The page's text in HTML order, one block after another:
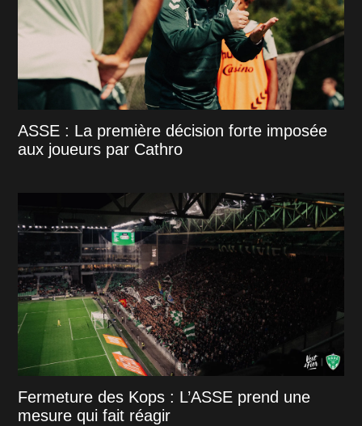
ASSE : La première décision forte imposée
aux joueurs par Cathro
Fermeture des Kops : L’ASSE prend une
mesure qui fait réagir